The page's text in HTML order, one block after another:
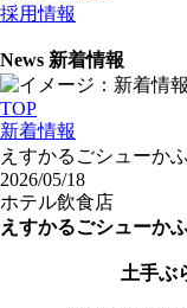
採用情報
News 新着情報
TOP
新着情報
えすかるごシューか
2026/05/18
ホテル飲食店
えすかるごシューか
土手ぶ